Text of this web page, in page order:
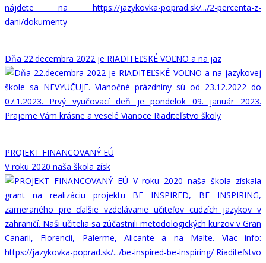
Dňa 22.decembra 2022 je RIADITEĽSKÉ VOĽNO a na jaz
PROJEKT FINANCOVANÝ EÚ
V roku 2020 naša škola získ